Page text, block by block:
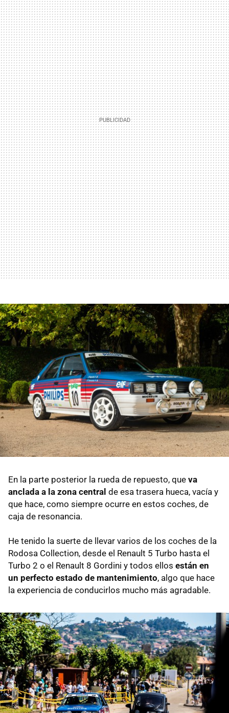
En la parte posterior la rueda de repuesto, que va
anclada a la zona central de esa trasera hueca, vacía y
que hace, como siempre ocurre en estos coches, de
caja de resonancia.
He tenido la suerte de llevar varios de los coches de la
Rodosa Collection, desde el Renault 5 Turbo hasta el
Turbo 2 o el Renault 8 Gordini y todos ellos están en
un perfecto estado de mantenimiento, algo que hace
la experiencia de conducirlos mucho más agradable.